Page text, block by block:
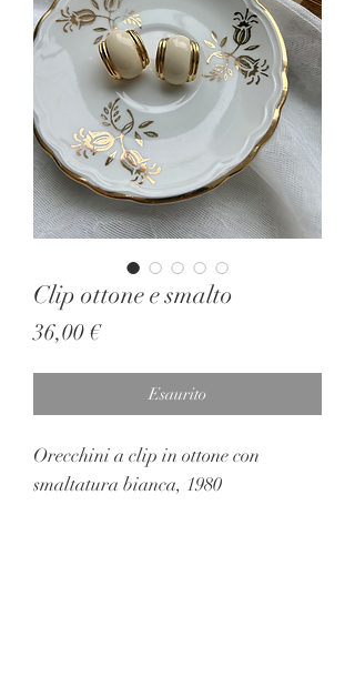
Clip ottone e smalto
36,00 €Prezzo
Esaurito
Orecchini a clip in ottone con
smaltatura bianca, 1980